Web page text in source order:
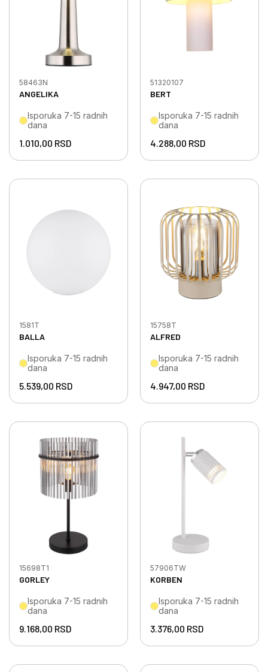
ANGELIKA
58463N
Isporuka 7-15 radnih
dana
1.010,00 RSD
BERT
51320107
Isporuka 7-15 radnih
dana
4.288,00 RSD
BALLA
1581T
Isporuka 7-15 radnih
dana
5.539,00 RSD
ALFRED
15758T
Isporuka 7-15 radnih
dana
4.947,00 RSD
GORLEY
15698T1
Isporuka 7-15 radnih
dana
9.168,00 RSD
KORBEN
57906TW
Isporuka 7-15 radnih
dana
3.376,00 RSD